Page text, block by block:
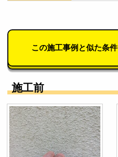
この施工事例と似た条
施工前